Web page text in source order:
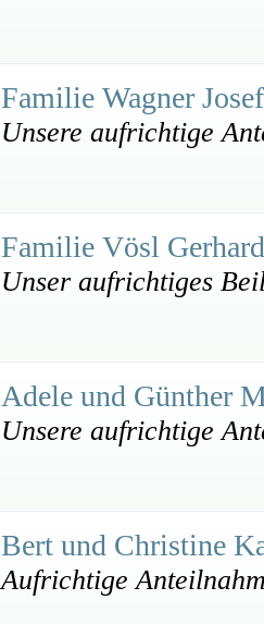
Familie Wagner
Unsere aufrichtige
Familie Vösl
Unser aufrichtiges
Adele und Günther
Unsere aufrichtige
Bert und Christine
Aufrichtige